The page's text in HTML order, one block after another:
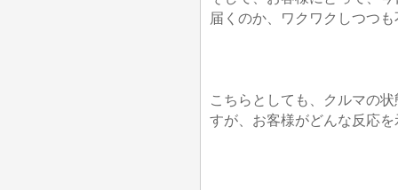
届くのか、ワクワクしつつ
こちらとしても、クルマの
すが、お客様がどんな反応